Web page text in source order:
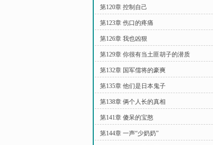
第120章 控制自己
第123章 伤口的疼痛
第126章 我也凶狠
第129章 你很有当土匪胡子的潜质
第132章 国军儒将的豪爽
第135章 他们是日本鬼子
第138章 俩个人长的真相
第141章 傻呆的宝憨
第144章 一声“少奶奶”